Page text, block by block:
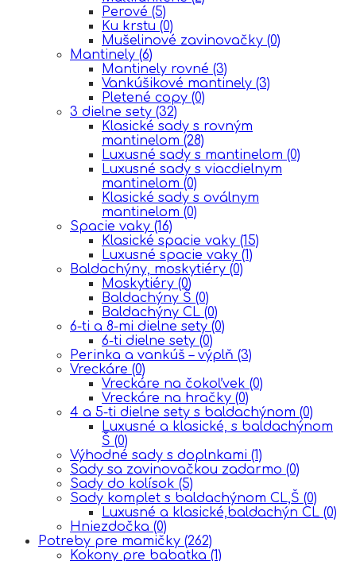
Perové (5)
Ku krstu (0)
Mušelinové zavinovačky (0)
Mantinely (6)
Mantinely rovné (3)
Vankúšikové mantinely (3)
Pletené copy (0)
3 dielne sety (32)
Klasické sady s rovným
mantinelom (28)
Luxusné sady s mantinelom (0)
Luxusné sady s viacdielnym
mantinelom (0)
Klasické sady s oválnym
mantinelom (0)
Spacie vaky (16)
Klasické spacie vaky (15)
Luxusné spacie vaky (1)
Baldachýny, moskytiéry (0)
Moskytiéry (0)
Baldachýny Š (0)
Baldachýny CL (0)
6-ti a 8-mi dielne sety (0)
6-ti dielne sety (0)
Perinka a vankúš – výplň (3)
Vreckáre (0)
Vreckáre na čokoľvek (0)
Vreckáre na hračky (0)
4 a 5-ti dielne sety s baldachýnom (0)
Luxusné a klasické, s baldachýnom
Š (0)
Výhodné sady s doplnkami (1)
Sady sa zavinovačkou zadarmo (0)
Sady do kolísok (5)
Sady komplet s baldachýnom CL,Š (0)
Luxusné a klasické,baldachýn CL (0)
Hniezdočka (0)
Potreby pre mamičky (262)
Kokony pre babatka (1)